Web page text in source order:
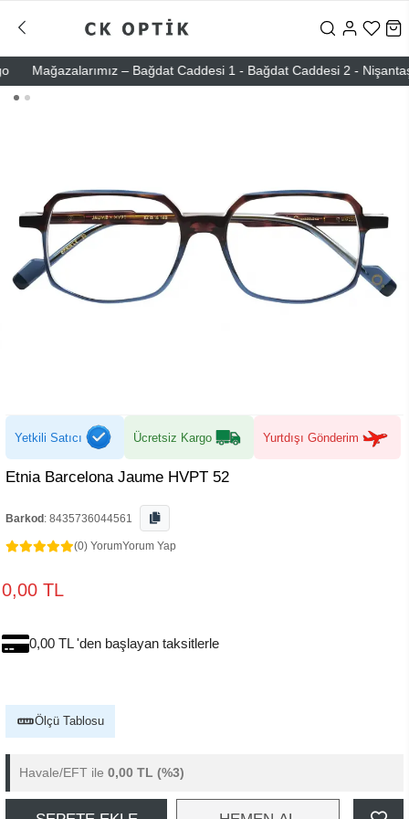
Mağazalarımız – Bağdat Caddesi 1 - Bağdat Caddesi 2 - Nişantaşı
Yetkili Satıcı Ücretsiz Kargo Yurtdışı Gönderim
Etnia Barcelona Jaume HVPT 52
Barkod : 8435736044561
(0) YorumYorum Yap
0,00 TL
0,00 TL 'den başlayan taksitlerle
Ölçü Tablosu
Havale/EFT ile 0,00 TL (%3)